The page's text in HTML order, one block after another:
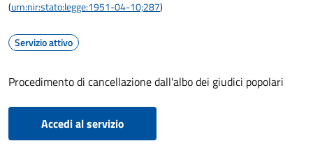
(urn:nir:stato:legge:1951-04-10;287)
Servizio attivo
Procedimento di cancellazione dall'albo dei giudici popolari
Accedi al servizio